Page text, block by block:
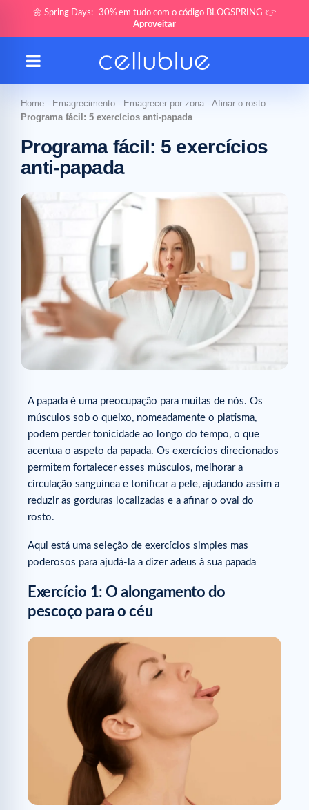
🌼 Spring Days: -30% em tudo com o código BLOGSPRING 👉
Aproveitar
Home - Emagrecimento - Emagrecer por zona - Afinar o rosto -
Programa fácil: 5 exercícios anti-papada
Programa fácil: 5 exercícios
anti-papada
A papada é uma preocupação para muitas de nós. Os
músculos sob o queixo, nomeadamente o platisma,
podem perder tonicidade ao longo do tempo, o que
acentua o aspeto da papada. Os exercícios direcionados
permitem fortalecer esses músculos, melhorar a
circulação sanguínea e tonificar a pele, ajudando assim a
reduzir as gorduras localizadas e a afinar o oval do
rosto.
Aqui está uma seleção de exercícios simples mas
poderosos para ajudá-la a dizer adeus à sua papada
Exercício 1: O alongamento do
pescoço para o céu